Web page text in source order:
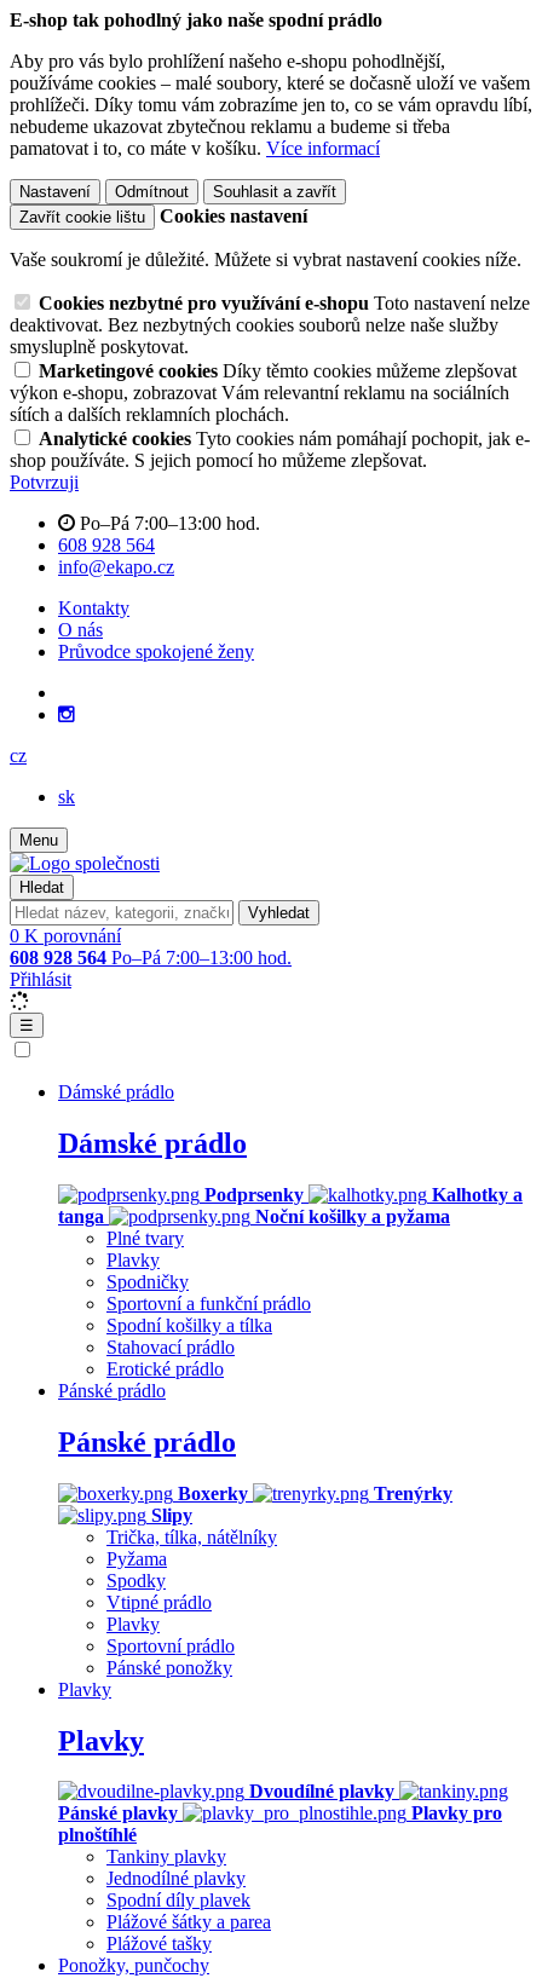
E-shop tak pohodlný jako naše spodní prádlo
Aby pro vás bylo prohlížení našeho e-shopu pohodlnější,
používáme cookies – malé soubory, které se dočasně uloží ve vašem
prohlížeči. Díky tomu vám zobrazíme jen to, co se vám opravdu líbí,
nebudeme ukazovat zbytečnou reklamu a budeme si třeba
pamatovat i to, co máte v košíku. Více informací
Nastavení Odmítnout
Souhlasit a zavřít
Zavřít cookie lištu
Cookies nastavení
Vaše soukromí je důležité. Můžete si vybrat nastavení cookies níže.
Cookies nezbytné pro využívání e-shopu Toto nastavení nelze
deaktivovat. Bez nezbytných cookies souborů nelze naše služby
smysluplně poskytovat.
Marketingové cookies Díky těmto cookies můžeme zlepšovat
výkon e-shopu, zobrazovat Vám relevantní reklamu na sociálních
sítích a dalších reklamních plochách.
Analytické cookies Tyto cookies nám pomáhají pochopit, jak e-
shop používáte. S jejich pomocí ho můžeme zlepšovat.
Potvrzuji
Po–Pá 7:00–13:00 hod.
608 928 564
info@ekapo.cz
Kontakty
O nás
Průvodce spokojené ženy
cz
sk
Menu
Hledat
Vyhledat
0 K porovnání
608 928 564 Po–Pá 7:00–13:00 hod.
Přihlásit
☰
Dámské prádlo
Dámské prádlo
Podprsenky
Kalhotky a
tanga
Noční košilky a pyžama
Plné tvary
Plavky
Spodničky
Sportovní a funkční prádlo
Spodní košilky a tílka
Stahovací prádlo
Erotické prádlo
Pánské prádlo
Pánské prádlo
Boxerky
Trenýrky
Slipy
Trička, tílka, nátělníky
Pyžama
Spodky
Vtipné prádlo
Plavky
Sportovní prádlo
Pánské ponožky
Plavky
Plavky
Dvoudílné plavky
Pánské plavky
Plavky pro
plnoštíhlé
Tankiny plavky
Jednodílné plavky
Spodní díly plavek
Plážové šátky a parea
Plážové tašky
Ponožky, punčochy